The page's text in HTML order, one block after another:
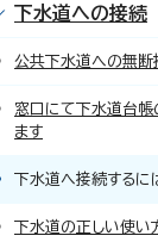
下水道への接続
公共下水道への無断
窓口にて下水道台帳
ます
下水道へ接続するに
下水道の正しい使い